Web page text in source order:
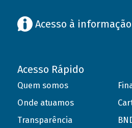
Acesso à informação
Acesso Rápido
Quem somos
Onde atuamos
Transparência